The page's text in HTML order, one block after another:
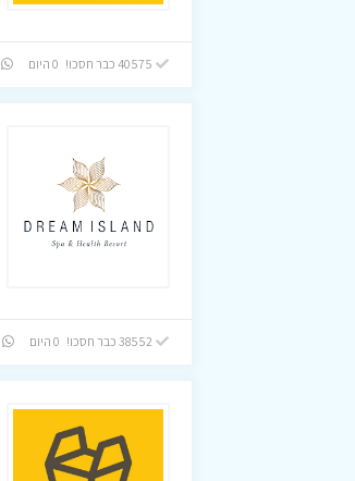
38552 כבר חסכו! 0 היום